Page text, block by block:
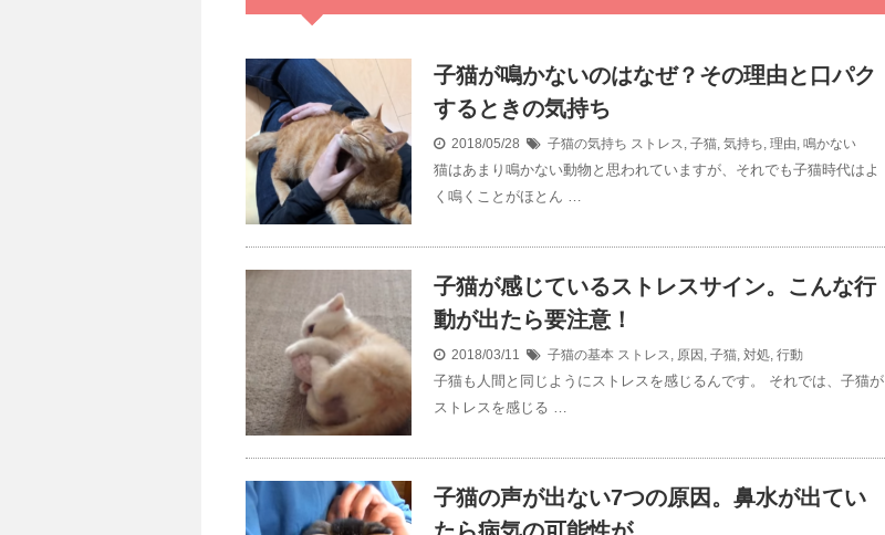
子猫が鳴かないのはなぜ？その理由と口パク
するときの気持ち
2018/05/28 子猫の気持ち ストレス, 子猫, 気持ち, 理由, 鳴かない
猫はあまり鳴かない動物と思われていますが、それでも子猫時代はよ
く鳴くことがほとん …
子猫が感じているストレスサイン。こんな行
動が出たら要注意！
2018/03/11 子猫の基本 ストレス, 原因 , 子猫, 対処, 行動
子猫も人間と同じようにストレスを感じるんです。 それでは、子猫が
ストレスを感じる …
子猫の声が出ない7つの原因。鼻水が出てい